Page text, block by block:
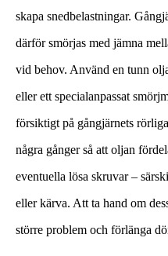
skapa snedbelastningar.
därför smörjas med jämna
vid behov. Använd en tunn
eller ett specialanpassat
försiktigt på gångjärnets
några gånger så att oljan
eventuella lösa skruvar –
eller kärva. Att ta hand om
större problem och förlänga